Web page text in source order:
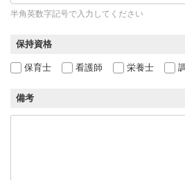
半角英数字記号で入力してください
保持資格
保育士 看護師 栄養士
備考